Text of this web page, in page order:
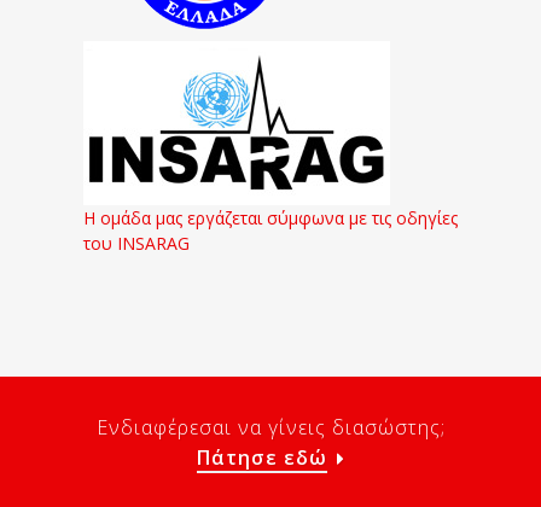
Η ομάδα μας εργάζεται σύμφωνα με τις οδηγίες
του INSARAG
Ενδιαφέρεσαι να γίνεις διασώστης;
Πάτησε εδώ